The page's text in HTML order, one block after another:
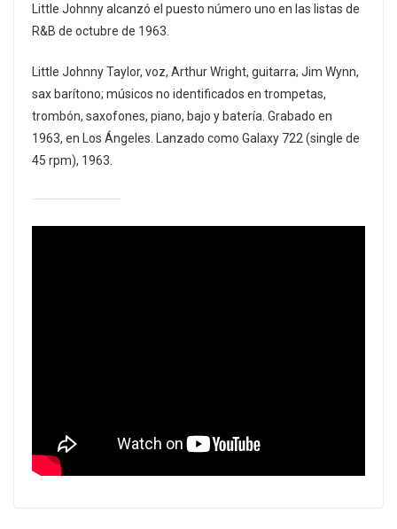
Little Johnny alcanzó el puesto número uno en las listas de
R&B de octubre de 1963.
Little Johnny Taylor, voz, Arthur Wright, guitarra; Jim Wynn,
sax barítono; músicos no identificados en trompetas,
trombón, saxofones, piano, bajo y batería. Grabado en
1963, en Los Ángeles. Lanzado como Galaxy 722 (single de
45 rpm), 1963.